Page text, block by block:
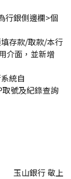
行銀側邊欄>個
存款/取款/本行
介面，並新增
統自
號及紀錄查詢
玉山銀行 敬上